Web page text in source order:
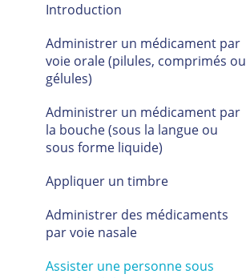
Introduction
Administrer un médicament par
voie orale (pilules, comprimés ou
gélules)
Administrer un médicament par
la bouche (sous la langue ou
sous forme liquide)
Appliquer un timbre
Administrer des médicaments
par voie nasale
Assister une personne sous